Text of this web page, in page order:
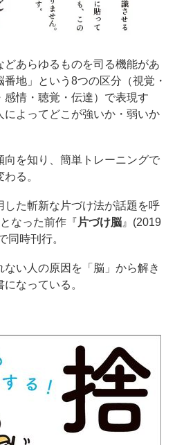
どあらゆるものを司る機能があ
地」という8つの区分（視覚・
情・聴覚・伝達）で表現す
によってどこが強いか・弱いか
を知り、簡単トレーニングで
る。
した斬新な片づけ法が話題を呼
なった前作『 片づけ脳 』(2019
同時刊行。
い人の原因を「脳」から解き
なっている。